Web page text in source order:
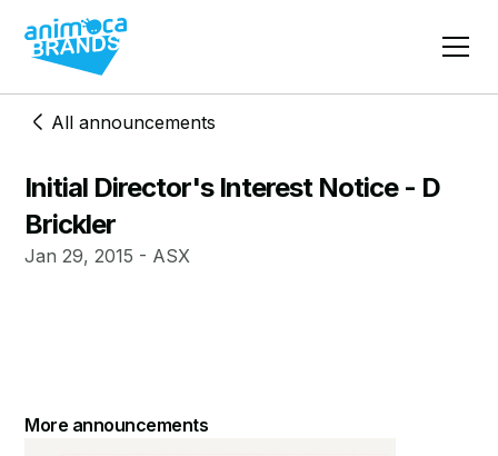
All announcements
Initial Director's Interest Notice - D
Brickler
Jan 29, 2015 - ASX
More announcements